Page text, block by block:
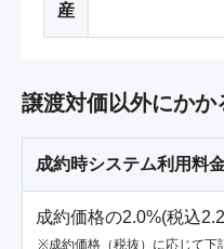
産
譲渡対価以外にかか
成約時システム利用料
成約価格の2.0%(税込
成約価格（税抜）に応じて